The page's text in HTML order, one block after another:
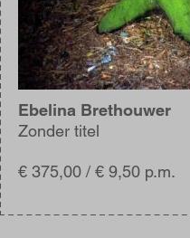
Ebelina Brethouwer
Zonder titel
€ 375,00 / € 9,50 p.m.